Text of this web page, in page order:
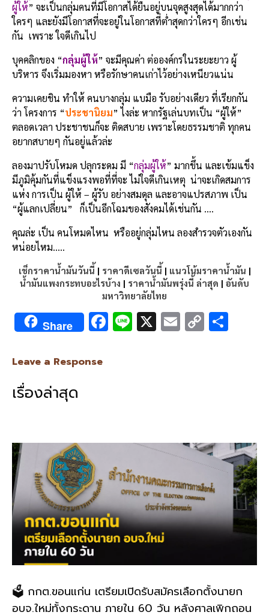
ผู้ให้” จะเป็นกลุ่มคนที่มีโอกาสได้ยืนอยู่บนจุดสูงสุดได้มากกว่า
ใครๆ และยังมีโอกาสที่จะอยู่ในโอกาสที่ต่ำสุดกว่าใครๆ อีกเช่น
กัน เพราะ ใจดีเกินไป
บุคคลิกของ “กลุ่มผู้ให้” จะมีคุณค่า ต่อองค์กรในระยะยาว ผู้
บริหาร จึงเริ่มมองหา หรือรักษาคนเก่าไว้อย่างเหนียวแน่น
ความเคยชิน ทำให้ คนบางกลุ่ม แบมือ รับอย่างเดียว ที่เรียกกัน
ว่า โครงการ “ประชานิยม” ไงล่ะ หากรัฐเล่นบทเป็น “ผู้ให้”
ตลอดเวลา ประชาชนก็จะ ติดสบาย เพราะโดยธรรมชาติ ทุกคน
อยากสบายๆ กันอยู่แล้วล่ะ
ลองมาปรับโหมด ปลุกระดม มี “กลุ่มผู้ให้” มากขึ้น และเข้มแข็ง
มีภูมิคุ้มกันที่แข็งแรงพอที่ที่จะ ไม่ใจดีเกินเหตุ น่าจะเกิดสมการ
แห่ง การเป็น ผู้ให้ – ผู้รับ อย่างสมดุล และอาจแปรสภาพ เป็น
“ผู้แลกเปลี่ยน” ก็เป็นอีกโฉมของสังคมได้เช่นกัน ….
คุณล่ะ เป็น คนโหมดไหน หรืออยู่กลุ่มไหน ลองสำรวจตัวเองกัน
หน่อยไหม…..
เช็กราคาน้ำมันวันนี้ | ราคาดีเซลวันนี้ | แนวโน้มราคาน้ำมัน |
น้ำมันแพงกระทบอะไรบ้าง | ราคาน้ำมันพรุ่งนี้ ล่าสุด | อันดับ
มหาวิทยาลัยไทย
Share F
k
Li X E C
Leave a Response
เรื่องล่าสุด
🗳️ กกต.ขอนแก่น เตรียมเปิดรับสมัครเลือกตั้งนายก
อบจ.ใหม่ทั้งกระดาน ภายใน 60 วัน หลังศาลเพิกถอน